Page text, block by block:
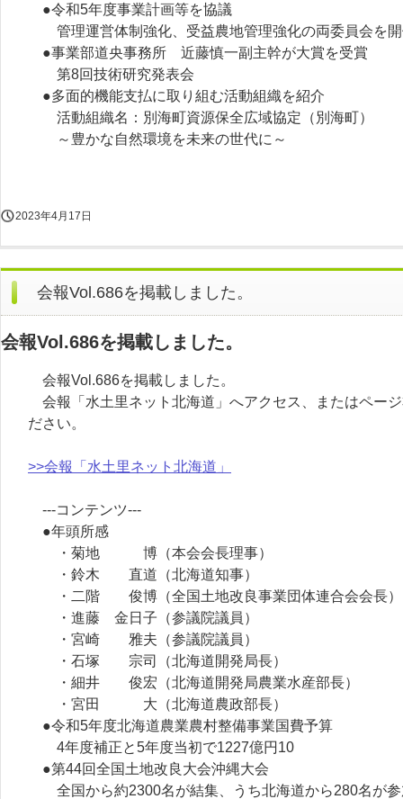
●令和5年度事業計画等を協議
管理運営体制強化、受益農地管理強化の両委員会を
●事業部道央事務所 近藤慎一副主幹が大賞を受賞
第8回技術研究発表会
●多面的機能支払に取り組む活動組織を紹介
活動組織名：別海町資源保全広域協定（別海町）
～豊かな自然環境を未来の世代に～
2023年4月17日
会報Vol.686を掲載しました。
会報Vol.686を掲載しました。
会報Vol.686を掲載しました。
会報「水土里ネット北海道」へアクセス、またはペー
ださい。
>>会報「水土里ネット北海道」
---コンテンツ---
●年頭所感
・菊地 博（本会会長理事）
・鈴木 直道（北海道知事）
・二階 俊博（全国土地改良事業団体連合会会長）
・進藤 金日子（参議院議員）
・宮崎 雅夫（参議院議員）
・石塚 宗司（北海道開発局長）
・細井 俊宏（北海道開発局農業水産部長）
・宮田 大（北海道農政部長）
●令和5年度北海道農業農村整備事業国費予算
4年度補正と5年度当初で1227億円10
●第44回全国土地改良大会沖縄大会
全国から約2300名が結集、うち北海道から280名が参